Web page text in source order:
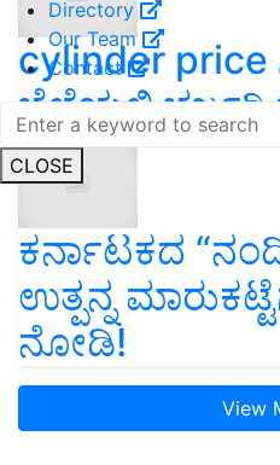
Directory
Our Team
Contact
CLOSE
cylinder
ಬೆಲೆಯಲ್ಲಿ ಭರ್ಜರಿ
ಕರ್ನಾಟಕದ
ಉತ್ಪನ್ನ
ನೋಡಿ!
View